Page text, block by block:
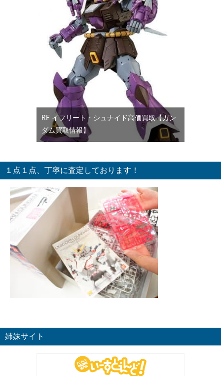
RE イフリート・シュナイド高価買取【ガン
ダム買取情報】
１点１点、丁寧に査定しております！
姉妹サイト